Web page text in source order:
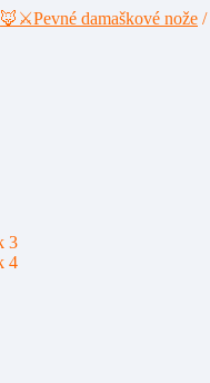
🦊⚔️Pevné damaškové nože /